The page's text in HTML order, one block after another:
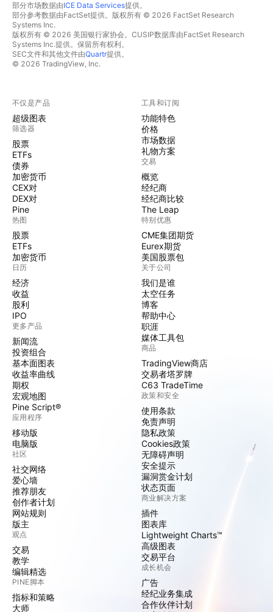
部分市场数据由ICE Data Services提供。
部分参考数据由FactSet提供。版权所有 © 2026 FactSet Research
Systems Inc.
版权所有 © 2026 美国银行家协会。CUSIP数据库由FactSet Research
Systems Inc.提供。保留所有权利。
SEC文件和其他文件由Quartr提供。
© 2026 TradingView, Inc.
不仅是产品
超级图表
筛选器
股票
ETFs
债券
加密货币
CEX对
DEX对
Pine
热图
股票
ETFs
加密货币
日历
经济
收益
股利
IPO
更多产品
新闻流
投资组合
基本面图表
收益率曲线
期权
宏观地图
Pine Script®
应用程序
移动版
电脑版
社区
社交网络
爱心墙
推荐朋友
创作者计划
网站规则
版主
观点
交易
教学
编辑精选
PINE脚本
指标和策略
大师
工具和订阅
功能特色
价格
市场数据
礼物方案
交易
概览
经纪商
经纪商比较
The Leap
特别优惠
CME集团期货
Eurex期货
美国股票包
关于公司
我们是谁
太空任务
博客
帮助中心
职涯
媒体工具包
商品
TradingView商店
交易者塔罗牌
C63 TradeTime
政策和安全
使用条款
免责声明
隐私政策
Cookies政策
无障碍声明
安全提示
漏洞赏金计划
状态页面
商业解决方案
插件
图表库
Lightweight Charts™
高级图表
交易平台
成长机会
广告
经纪业务集成
合作伙伴计划